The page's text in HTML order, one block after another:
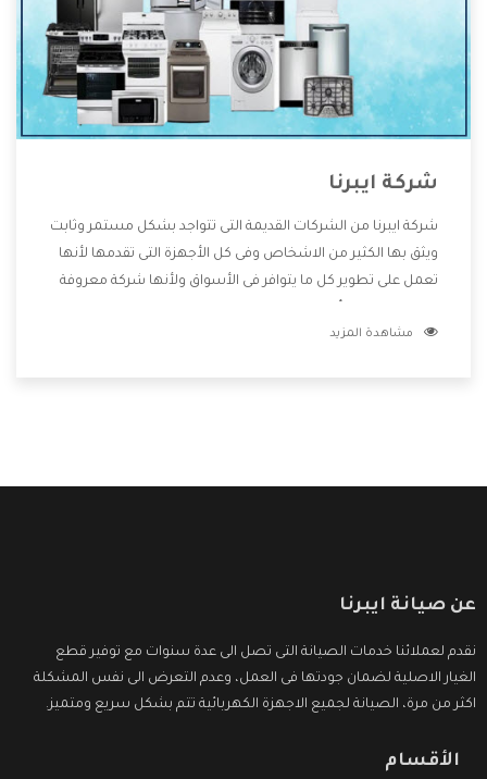
شركة ايبرنا
شركة ايبرنا من الشركات القديمة التى تتواجد بشكل مستمر وثابت
ويثق بها الكثير من الاشخاص وفى كل الأجهزة التى تقدمها لأنها
تعمل على تطوير كل ما يتوافر فى الأسواق ولأنها شركة معروفة
للعملاء أقوى العروض والخصومات التى تسهل على المستهلك
مشاهدة المزيد
عن صيانة ايبرنا
نقدم لعملائنا خدمات الصيانة التى تصل الى عدة سنوات مع توفير قطع
الغيار الاصلية لضمان جودتها فى العمل، وعدم التعرض الى نفس المشكلة
اكثر من مرة، الصيانة لجميع الاجهزة الكهربائية تتم بشكل سريع ومتميز.
الأقسام